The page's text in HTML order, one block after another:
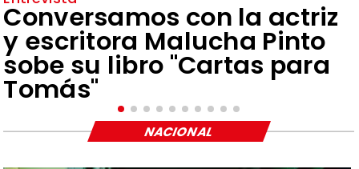
Conversamos con la actriz
y escritora Malucha Pinto
sobe su libro "Cartas para
Tomás"
NACIONAL